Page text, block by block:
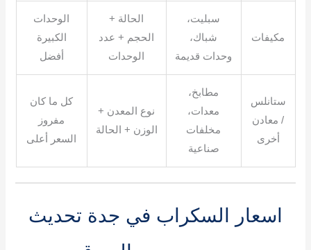
مكيفات
سبليت،
شباك،
وحدات قديمة
الحالة +
الحجم + عدد
الوحدات
الوحدات
الكبيرة
أفضل
ستانلس
/ معادن
أخرى
مطابخ،
معدات،
مخلفات
صناعية
نوع المعدن +
الوزن + الحالة
كل ما كان
مفروز
السعر أعلى
اسعار السكراب في جدة تحديث